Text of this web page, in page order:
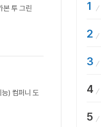
본 투 그린
) 컴퍼니 도